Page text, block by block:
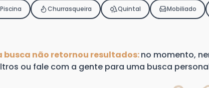
Piscina Churrasqueira Quintal Mobiliado
busca não retornou resultados:no momento,
ou fale com a gente para uma busca